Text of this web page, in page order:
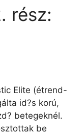
rész:
Elite (étrend-
id?s korú,
betegeknél.
be